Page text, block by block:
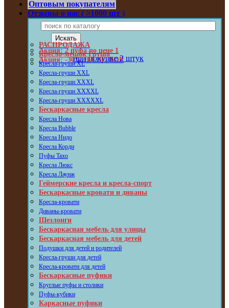
Оптовым покупателям
Отзывы о нас ( >1000 шт )
Акция: 2 пуфа по цене 1
Акция: -30% НА ВЕЛЮР
при покупке 2 штук
РАСПРОДАЖА
Кресло-мешок Груша
Кресла-груши XL
Кресла-груши XXL
Кресла-груши XXXL
Кресла-груши XXXXL
Кресла-груши XXXXXL
Бескаркасные кресла
Кресла Нова
Кресла Bubble
Кресла Нидо
Кресла Корди
Пуфы Taxo
Кресла Люкс
Кресла Лаунж
Геймерские кресла и кресла-спорт
Бескаркасные кровати и диваны
Кресла-кровати
Диваны-кровати
Шезлонги
Бескаркасная мебель для улицы
Бескаркасная мебель для детей
Подушки для детей и родителей
Кресла-груши для детей
Кресла-кровати для детей
Бескаркасные пуфики
Круглые пуфы и столики
Пуфы-кубики
Каркасные пуфики